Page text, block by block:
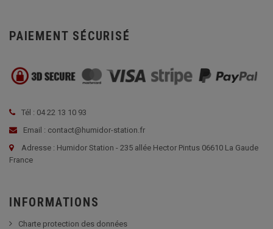
PAIEMENT SÉCURISÉ
Tél : 04 22 13 10 93
Email : contact@humidor-station.fr
Adresse : Humidor Station - 235 allée Hector Pintus 06610 La Gaude
France
INFORMATIONS
Charte protection des données